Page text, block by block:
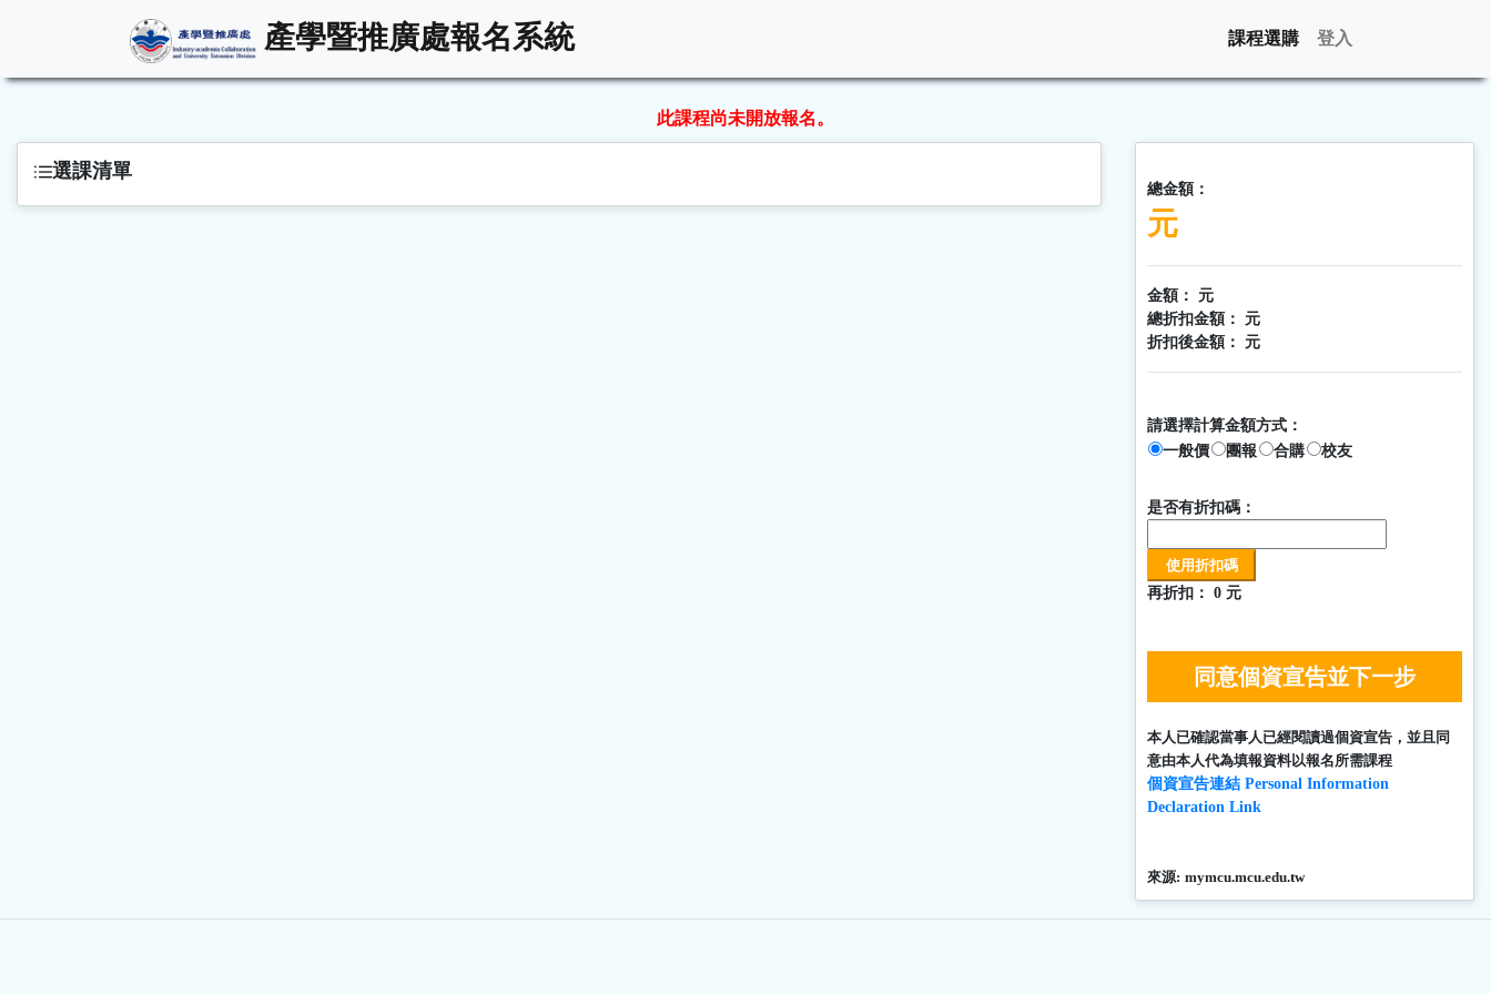
產學暨推廣處報名系統 課程選購 登入
此課程尚未開放報名。
選課清單
總金額：
元
金額：
元
總折扣金額：
元
折扣後金額：
元
請選擇計算金額方式：
一般價
團報 合購 校友
是否有折扣碼：
再折扣： 0 元
同意個資宣告並下一步
本人已確認當事人已經閱讀過個資宣告，並且同
意由本人代為填報資料以報名所需課程
個資宣告連結 Personal Information
Declaration Link
來源: mymcu.mcu.edu.tw